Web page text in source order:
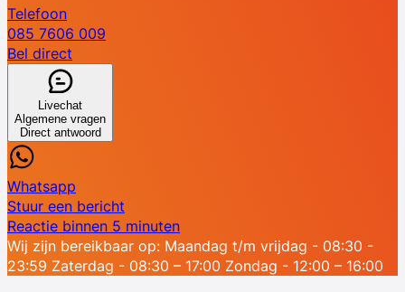
Telefoon
085 7606 009
Bel direct
Livechat
Algemene vragen
Direct antwoord
Whatsapp
Stuur een bericht
Reactie binnen 5 minuten
Wij zijn bereikbaar op: Maandag t/m vrijdag - 08:30 -
23:59 Zaterdag - 08:30 – 17:00 Zondag - 12:00 – 16:00